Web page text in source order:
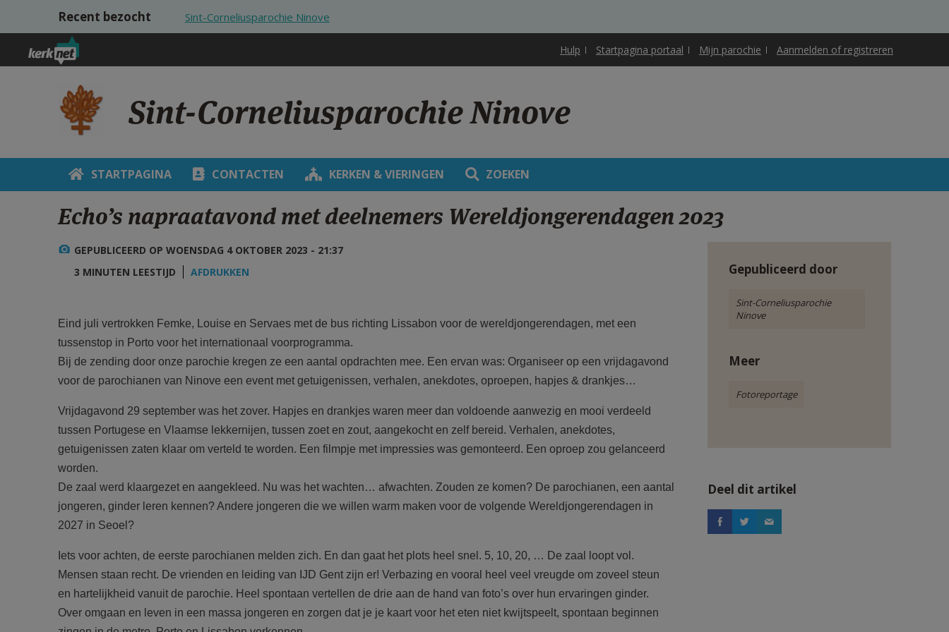
Overslaan en naar de inhoud gaan
Recent bezocht Sint-Corneliusparochie Ninove
Hulp Startpagina portaal Mijn parochie Aanmelden of registreren
Sint-Corneliusparochie Ninove
STARTPAGINA CONTACTEN KERKEN & VIERINGEN ZOEKEN
Echo’s napraatavond met deelnemers Wereldjongerendagen 2023
GEPUBLICEERD OP WOENSDAG 4 OKTOBER 2023 - 21:37
3 MINUTEN LEESTIJD
AFDRUKKEN
Eind juli vertrokken Femke, Louise en Servaes met de bus richting Lissabon voor de wereldjongerendagen, met een
tussenstop in Porto voor het internationaal voorprogramma.
Bij de zending door onze parochie kregen ze een aantal opdrachten mee. Een ervan was: Organiseer op een vrijdagavond
voor de parochianen van Ninove een event met getuigenissen, verhalen, anekdotes, oproepen, hapjes & drankjes…
Vrijdagavond 29 september was het zover. Hapjes en drankjes waren meer dan voldoende aanwezig en mooi verdeeld
tussen Portugese en Vlaamse lekkernijen, tussen zoet en zout, aangekocht en zelf bereid. Verhalen, anekdotes,
getuigenissen zaten klaar om verteld te worden. Een filmpje met impressies was gemonteerd. Een oproep zou gelanceerd
worden.
De zaal werd klaargezet en aangekleed. Nu was het wachten… afwachten. Zouden ze komen? De parochianen, een aantal
jongeren, ginder leren kennen? Andere jongeren die we willen warm maken voor de volgende Wereldjongerendagen in
2027 in Seoel?
Iets voor achten, de eerste parochianen melden zich. En dan gaat het plots heel snel. 5, 10, 20, … De zaal loopt vol.
Mensen staan recht. De vrienden en leiding van IJD Gent zijn er! Verbazing en vooral heel veel vreugde om zoveel steun
en hartelijkheid vanuit de parochie. Heel spontaan vertellen de drie aan de hand van foto’s over hun ervaringen ginder.
Over omgaan en leven in een massa jongeren en zorgen dat je je kaart voor het eten niet kwijtspeelt, spontaan beginnen
Gepubliceerd door
Sint-Corneliusparochie
Ninove
Meer
Fotoreportage
Deel dit artikel